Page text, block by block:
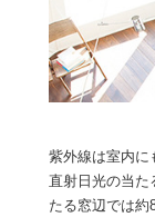
紫外線は室内に
直射日光の当た
たる窓辺では